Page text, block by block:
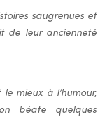
saugrenues et
de leur ancienneté
mieux à l’humour,
béate quelques